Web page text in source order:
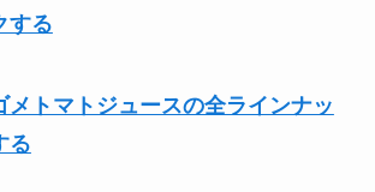
する
メトマトジュースの全ラインナッ
る